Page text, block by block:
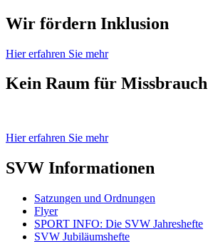
Wir fördern Inklusion
Hier erfahren Sie mehr
Kein Raum für Missbrauch
Hier erfahren Sie mehr
SVW Informationen
Satzungen und Ordnungen
Flyer
SPORT INFO: Die SVW Jahreshefte
SVW Jubiläumshefte